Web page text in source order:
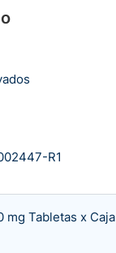
R1
mg Tabletas x Caja